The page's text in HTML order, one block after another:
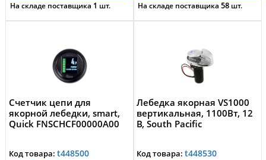
На складе поставщика 1 шт. На складе поставщика58 шт.
Счетчик цепи для
якорной лебедки, smart,
Quick FNSCHCF00000A00
Код товара: t448500
Лебедка якорная VS1000
вертикальная, 1100Вт, 12
В, South Pacific
Код товара: t448530